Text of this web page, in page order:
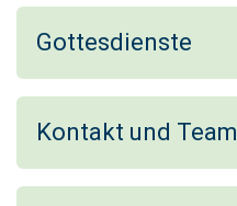
Gottesdienste
Kontakt und Team